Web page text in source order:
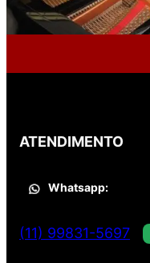
ATENDIMENTO
Whatsapp:
(11) 99831-5697